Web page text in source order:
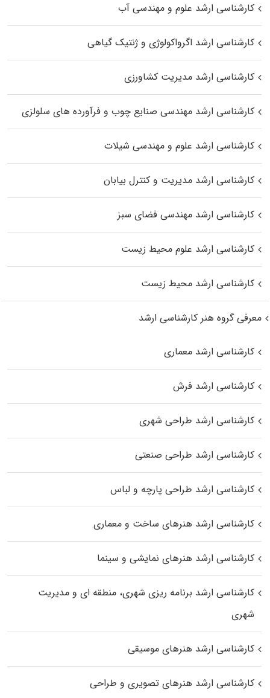
کارشناسی ارشد علوم و مهندسی آب
کارشناسی ارشد اگرواکولوژی و ژنتیک گیاهی
کارشناسی ارشد مدیریت کشاورزی
کارشناسی ارشد مهندسی صنایع چوب و فرآورده‌ های سلولزی
کارشناسی ارشد علوم و مهندسی شیلات
کارشناسی ارشد مدیریت و کنترل بیابان
کارشناسی ارشد مهندسی فضای سبز
کارشناسی ارشد علوم محیط‌ زیست
کارشناسی ارشد محیط زیست
معرفی گروه هنر کارشناسی ارشد
کارشناسی ارشد معماری
کارشناسی ارشد فرش
کارشناسی ارشد طراحی شهری
کارشناسی ارشد طراحی صنعتی
کارشناسی ارشد طراحی پارچه و لباس
کارشناسی ارشد هنرهای ساخت و معماری
کارشناسی ارشد هنرهای نمایشی و سینما
کارشناسی ارشد برنامه ریزی شهری، منطقه‌ ای و مدیریت
شهری
کارشناسی ارشد هنرهای موسیقی
کارشناسی ارشد هنرهای تصویری و طراحی